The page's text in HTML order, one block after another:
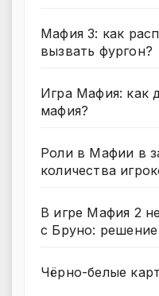
Мафия 3: как
вызвать фургон?
Игра Мафия: как
мафия?
Роли в Мафии в
количества
В игре Мафия 2
с Бруно: решение
Чёрно-белые